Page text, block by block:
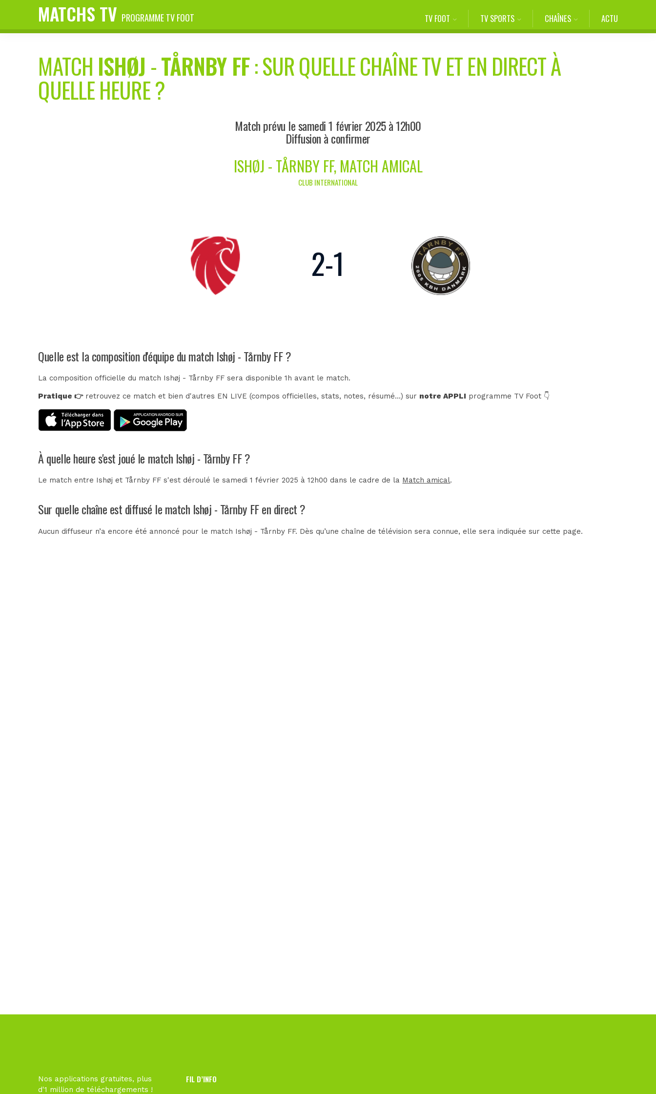
MATCHS TV PROGRAMME TV FOOT TV FOOT TV SPORTS CHAÎNES ACTU
MATCH ISHØJ -TÅRNBY FF: SUR QUELLE CHAÎNE TV ET EN DIRECT À
QUELLE HEURE ?
Match prévu le samedi 1 février 2025 à 12h00
Diffusion à confirmer
ISHØJ - TÅRNBY FF, MATCH AMICAL
CLUB INTERNATIONAL
2-1
Quelle est la composition d'équipe du match Ishøj - Tårnby FF ?
La composition officielle du match Ishøj - Tårnby FF sera disponible 1h avant le match.
Pratique 👉retrouvez ce match et bien d'autres EN LIVE (compos officielles, stats, notes, résumé...) sur notre APPLI programme TV Foot 👇
À quelle heure s'est joué le match Ishøj - Tårnby FF ?
Le match entre Ishøj et Tårnby FF s'est déroulé le samedi 1 février 2025 à 12h00 dans le cadre de la Match amical.
Sur quelle chaîne est diffusé le match Ishøj - Tårnby FF en direct ?
Aucun diffuseur n’a encore été annoncé pour le match Ishøj - Tårnby FF. Dès qu’une chaîne de télévision sera connue, elle sera indiquée sur cette page.
Nos applications gratuites, plus
d'1 million de téléchargements !
FIL D’INFO